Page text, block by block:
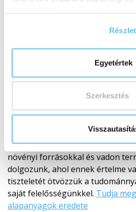
Egyetértek
Szerkesztés
Minőségi alapanyagok
Az eredettől a késztermékigA
nyersanyag eredeténél
eredetet, a feldolgozási módot és
értelmét. BIO alapanyagokkal,
növényi forrásokkal és vadon
dolgozunk, ahol ennek értelme
tiszteletét ötvözzük a
saját felelősségünkkel. Tudja
alapanyagok eredete